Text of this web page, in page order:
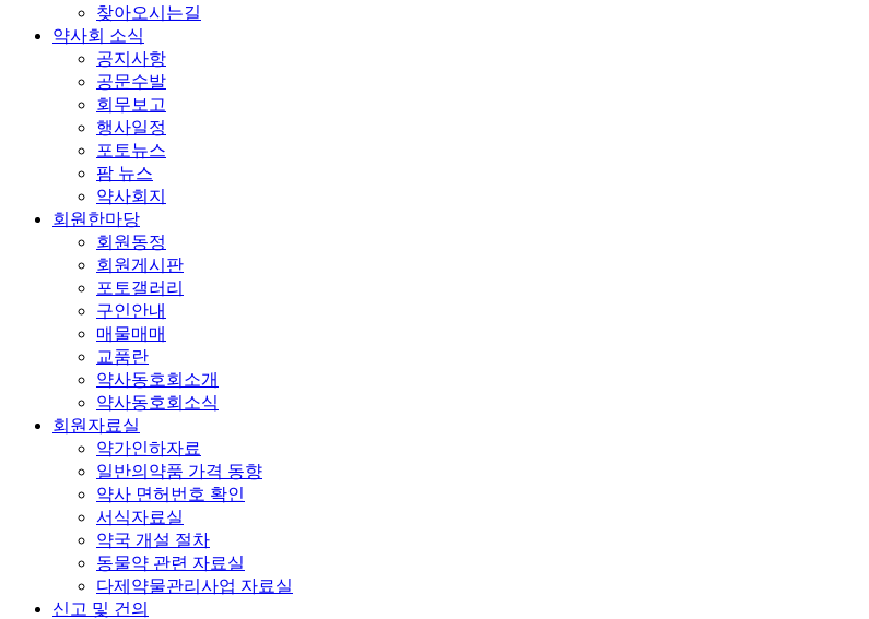
찾아오시는길
약사회 소식
공지사항
공문수발
회무보고
행사일정
포토뉴스
팜 뉴스
약사회지
회원한마당
회원동정
회원게시판
포토갤러리
구인안내
매물매매
교품란
약사동호회소개
약사동호회소식
회원자료실
약가인하자료
일반의약품 가격 동향
약사 면허번호 확인
서식자료실
약국 개설 절차
동물약 관련 자료실
다제약물관리사업 자료실
신고 및 건의